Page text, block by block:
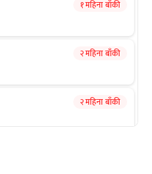
१ महिना बाँकी
२ महिना बाँकी
२ महिना बाँकी